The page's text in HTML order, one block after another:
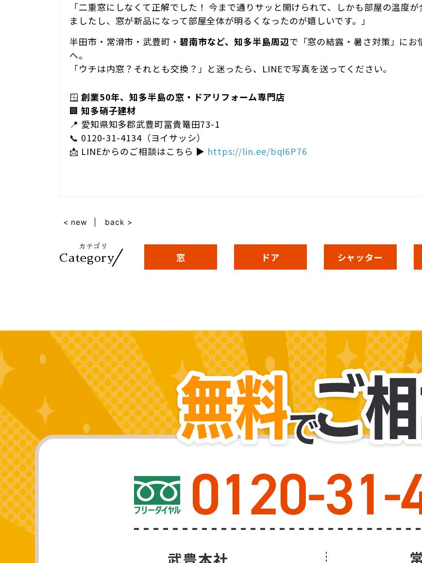
「二重窓にしなくて正解でした！ 今まで通りサッと開けられて、しかも部屋の温度
ましたし、窓が新品になって部屋全体が明るくなったのが嬉しいです。」
半田市・常滑市・武豊町・ 碧南市など、知多半島周辺で「窓の結露・暑さ対策」に
へ。
「ウチは内窓？それとも交換？」と迷ったら、LINEで写真を送ってください。
🪟 創業50年、知多半島の窓・ドアリフォーム専門店
🏢 知多硝子建材
📍 愛知県知多郡武豊町冨貴篭田73-1
📞 0120-31-4134（ヨイサッシ）
📩 LINEからのご相談はこちら ▶ https://lin.ee/bql6P76
< new back >
カテゴリ
Category／ 窓 ドア シャッター